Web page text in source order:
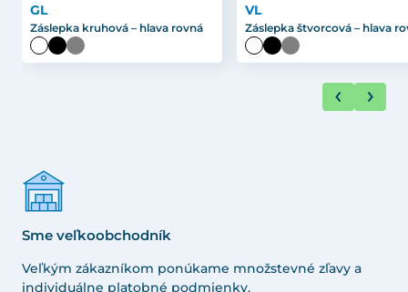
GL
Záslepka kruhová – hlava rovná
VL
Záslepka štvorcová – hlava
Sme veľkoobchodník
Veľkým zákazníkom ponúkame množstevné zľavy a
individuálne platobné podmienky.